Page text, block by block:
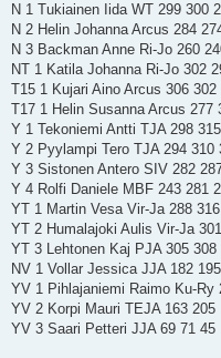
N 1 Tukiainen Iida WT 299 300
N 2 Helin Johanna Arcus 284
N 3 Backman Anne Ri-Jo 260
NT 1 Katila Johanna Ri-Jo 302
T15 1 Kujari Aino Arcus 306 302
T17 1 Helin Susanna Arcus 277
Y 1 Tekoniemi Antti TJA 298
Y 2 Pyylampi Tero TJA 294 310
Y 3 Sistonen Antero SIV 282
Y 4 Rolfi Daniele MBF 243 281
YT 1 Martin Vesa Vir-Ja 288
YT 2 Humalajoki Aulis Vir-Ja
YT 3 Lehtonen Kaj PJA 305 308
NV 1 Vollar Jessica JJA 182
YV 1 Pihlajaniemi Raimo Ku-Ry
YV 2 Korpi Mauri TEJA 163 205
YV 3 Saari Petteri JJA 69 71 45